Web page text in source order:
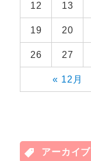
« 12月
12 13
19 20
26 27
アーカイブ